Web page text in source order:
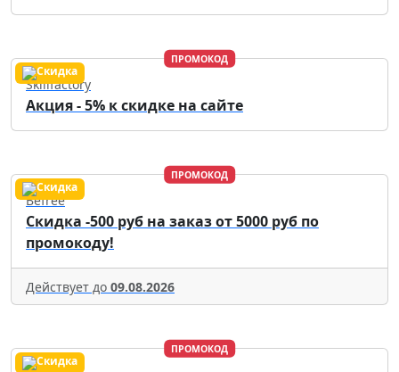
ПРОМОКОД
Skillfactory
Акция - 5% к скидке на сайте
ПРОМОКОД
Befree
Скидка -500 руб на заказ от 5000 руб по
промокоду!
Действует до 09.08.2026
ПРОМОКОД